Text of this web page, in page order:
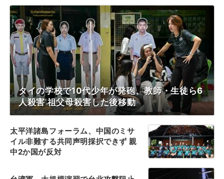
タイの学校で10代少年が発砲、教師・生徒ら6
人殺害 祖父母殺害した後移動
太平洋諸島フォーラム、中国のミサ
イル非難する共同声明採択できず 親
中2か国が反対